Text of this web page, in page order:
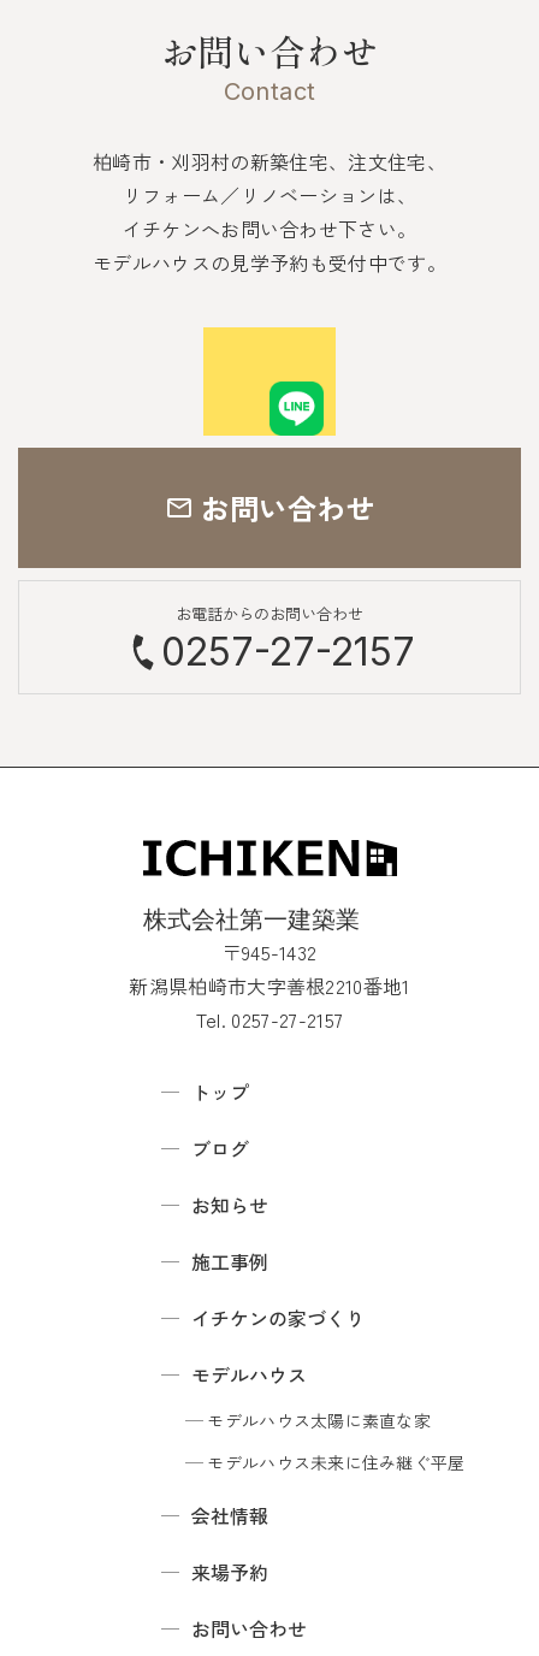
お問い合わせ
Contact
柏崎市・刈羽村の新築住宅、注文住宅、
リフォーム／リノベーションは、
イチケンへお問い合わせ下さい。
モデルハウスの見学予約も受付中です。
お問い合わせ
お電話からのお問い合わせ
0257-27-2157
〒945-1432
新潟県柏崎市大字善根2210番地1
Tel. 0257-27-2157
トップ
ブログ
お知らせ
施工事例
イチケンの家づくり
モデルハウス
モデルハウス太陽に素直な家
モデルハウス未来に住み継ぐ平屋
会社情報
来場予約
お問い合わせ